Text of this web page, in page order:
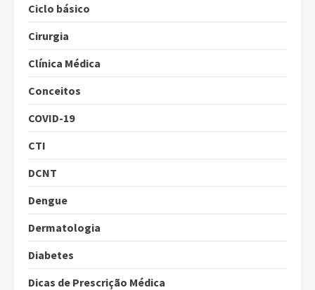
Ciclo básico
Cirurgia
Clínica Médica
Conceitos
COVID-19
CTI
DCNT
Dengue
Dermatologia
Diabetes
Dicas de Prescrição Médica